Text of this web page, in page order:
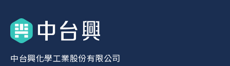
中台興化學工業股份有限公司